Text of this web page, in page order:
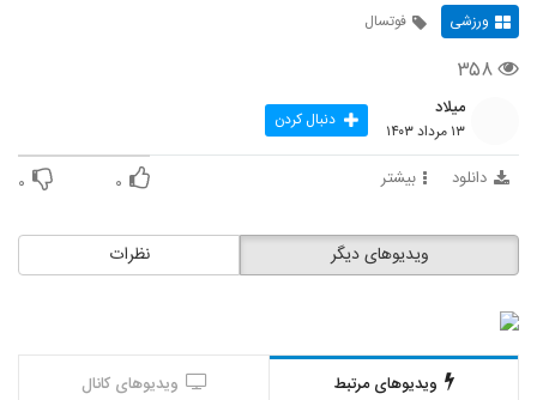
ورزشی فوتسال
۳۵۸
میلاد
۱۳ مرداد ۱۴۰۳ دنبال کردن
دانلود بیشتر ۰ ۰
نظرات ویدیوهای دیگر
ویدیوهای مرتبط ویدیوهای کانال